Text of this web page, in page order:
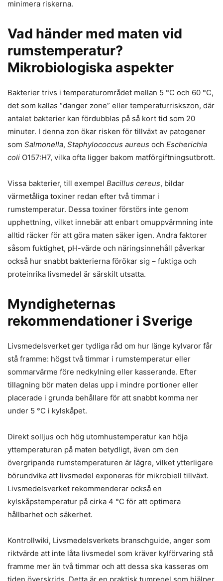
minimera riskerna.
Vad händer med maten vid
rumstemperatur?
Mikrobiologiska aspekter
Bakterier trivs i temperaturområdet mellan 5 °C och 60 °C,
det som kallas “danger zone” eller temperaturriskszon, där
antalet bakterier kan fördubblas på så kort tid som 20
minuter. I denna zon ökar risken för tillväxt av patogener
som Salmonella, Staphylococcus aureus och Escherichia
coli O157:H7, vilka ofta ligger bakom matförgiftningsutbrott.
Vissa bakterier, till exempel Bacillus cereus, bildar
värmetåliga toxiner redan efter två timmar i
rumstemperatur. Dessa toxiner förstörs inte genom
upphettning, vilket innebär att enbart omuppvärmning inte
alltid räcker för att göra maten säker igen. Andra faktorer
såsom fuktighet, pH-värde och näringsinnehåll påverkar
också hur snabbt bakterierna förökar sig – fuktiga och
proteinrika livsmedel är särskilt utsatta.
Myndigheternas
rekommendationer i Sverige
Livsmedelsverket ger tydliga råd om hur länge kylvaror får
stå framme: högst två timmar i rumstemperatur eller
sommarvärme före nedkylning eller kasserande. Efter
tillagning bör maten delas upp i mindre portioner eller
placerade i grunda behållare för att snabbt komma ner
under 5 °C i kylskåpet.
Direkt solljus och hög utomhustemperatur kan höja
yttemperaturen på maten betydligt, även om den
övergripande rumstemperaturen är lägre, vilket ytterligare
börundvika att livsmedel exponeras för mikrobiell tillväxt.
Livsmedelsverket rekommenderar också en
kylskåpstemperatur på cirka 4 °C för att optimera
hållbarhet och säkerhet.
Kontrollwiki, Livsmedelsverkets branschguide, anger som
riktvärde att inte låta livsmedel som kräver kylförvaring stå
framme mer än två timmar och att dessa ska kasseras om